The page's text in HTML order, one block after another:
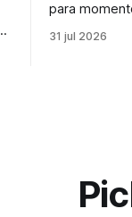
para
que falar
31 jul 2026